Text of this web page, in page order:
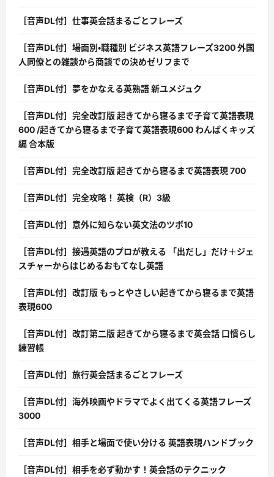
［音声DL付］仕事英会話まるごとフレーズ
［音声DL付］場面別・職種別 ビジネス英語フレーズ3200 外国
人同僚との雑談から商談での決めゼリフまで
［音声DL付］夢をかなえる英熟語 新ユメジュク
［音声DL付］完全改訂版 起きてから寝るまで子育て英語表現
600 /起きてから寝るまで子育て英語表現600 わんぱくキッズ
編 合本版
［音声DL付］完全改訂版 起きてから寝るまで英語表現 700
［音声DL付］完全攻略！ 英検（R）3級
［音声DL付］意外に知らない英文法のツボ10
［音声DL付］接遇英語のプロが教える 「出だし」だけ＋ジェ
スチャーからはじめるおもてなし英語
［音声DL付］改訂版 もっとやさしい起きてから寝るまで英語
表現600
［音声DL付］改訂第二版 起きてから寝るまで英会話 口慣らし
練習帳
［音声DL付］旅行英会話まるごとフレーズ
［音声DL付］海外映画やドラマでよく出てくる英語フレーズ
3000
［音声DL付］相手と場面で使い分ける 英語表現ハンドブック
［音声DL付］相手を必ず動かす！英会話のテクニック